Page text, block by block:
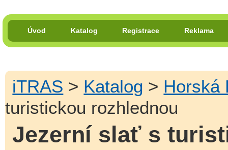
Úvod Katalog Registrace Reklama
iTRAS > Katalog > Horská
turistickou rozhlednou
Jezerní slať s